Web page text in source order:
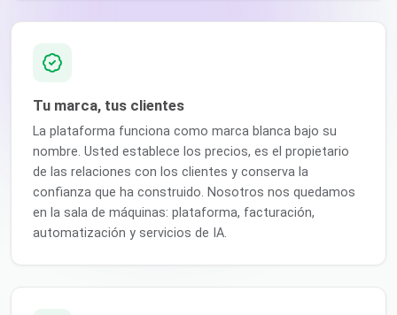
Tu marca, tus clientes
La plataforma funciona como marca blanca bajo su
nombre. Usted establece los precios, es el propietario
de las relaciones con los clientes y conserva la
confianza que ha construido. Nosotros nos quedamos
en la sala de máquinas: plataforma, facturación,
automatización y servicios de IA.